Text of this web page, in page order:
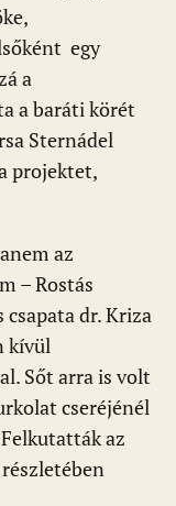
egy
a
a baráti körét
Sternádel
projektet,
az
– Rostás
csapata dr. Kriza
kívül
Sőt arra is volt
cseréjénél
az